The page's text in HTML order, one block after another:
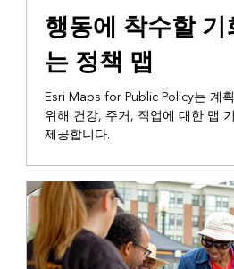
공공 정책 맵
행동에 착수할
는 정책 맵
Esri Maps for Public Policy는 계
위해 건강, 주거, 직업에 대한 맵
제공합니다.